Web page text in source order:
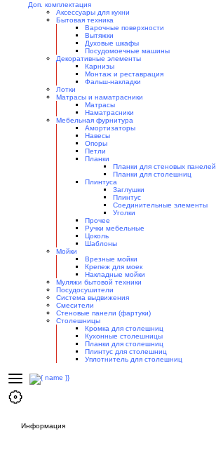
Доп. комплектация
Аксессуары для кухни
Бытовая техника
Варочные поверхности
Вытяжки
Духовые шкафы
Посудомоечные машины
Декоративные элементы
Карнизы
Монтаж и реставрация
Фальш-накладки
Лотки
Матрасы и наматрасники
Матрасы
Наматрасники
Мебельная фурнитура
Амортизаторы
Навесы
Опоры
Петли
Планки
Планки для стеновых панелей
Планки для столешниц
Плинтуса
Заглушки
Плинтус
Соединительные элементы
Уголки
Прочее
Ручки мебельные
Цоколь
Шаблоны
Мойки
Врезные мойки
Крепеж для моек
Накладные мойки
Муляжи бытовой техники
Посудосушители
Система выдвижения
Смесители
Стеновые панели (фартуки)
Столешницы
Кромка для столешниц
Кухонные столешницы
Планки для столешниц
Плинтус для столешниц
Уплотнитель для столешниц
Информация